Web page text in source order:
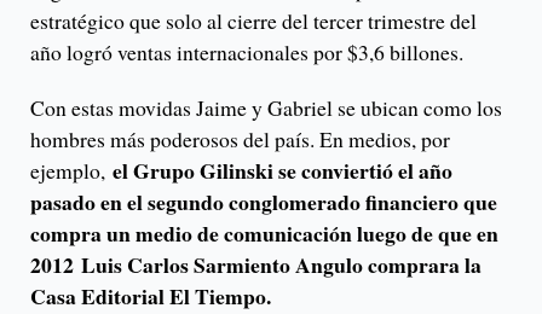
estratégico que solo al cierre del tercer trimestre del
año logró ventas internacionales por $3,6 billones.
Con estas movidas Jaime y Gabriel se ubican como los
hombres más poderosos del país. En medios, por
ejemplo, el Grupo Gilinski se conviertió el año
pasado en el segundo conglomerado financiero que
compra un medio de comunicación luego de que en
2012 Luis Carlos Sarmiento Angulo comprara la
Casa Editorial El Tiempo.